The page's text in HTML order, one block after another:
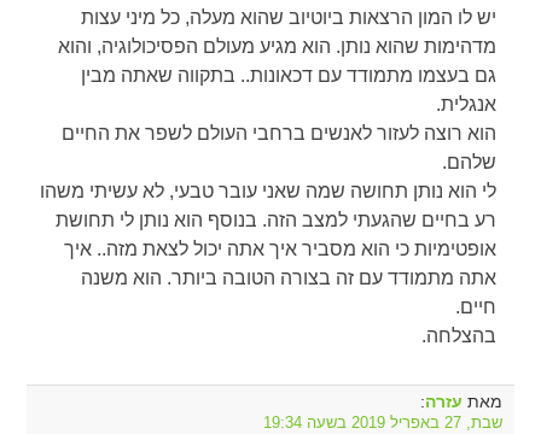
יש לו המון הרצאות ביוטיוב שהוא מעלה, כל מיני עצות
מדהימות שהוא נותן. הוא מגיע מעולם הפסיכולוגיה, והוא
גם בעצמו מתמודד עם דכאונות.. בתקווה שאתה מבין
אנגלית.
הוא רוצה לעזור לאנשים ברחבי העולם לשפר את החיים
שלהם.
לי הוא נותן תחושה שמה שאני עובר טבעי, לא עשיתי משהו
רע בחיים שהגעתי למצב הזה. בנוסף הוא נותן לי תחושת
אופטימיות כי הוא מסביר איך אתה יכול לצאת מזה.. איך
אתה מתמודד עם זה בצורה הטובה ביותר. הוא משנה
חיים.
בהצלחה.
מאת עזרה:
שבת, 27 באפריל 2019 בשעה 19:34